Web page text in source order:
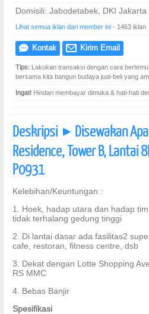
Domisili: Jabodetabek, DKI Jakarta
Lihat semua iklan dari member ini - 1463 iklan
e Kontak @ Kirim Email
Tips: Lakukan transaksi dengan cara
bersama kita bangun budaya jual-beli yang
Ingat! Hindari membayar dimuka & hati-hati
Deskripsi ] Disewakan
Residence, Tower B, Lantai
P0931
Kelebihan/Keuntungan :
1. Hoek, hadap utara dan hadap
tidak terhalang gedung tinggi
2. Di lantai dasar ada fasilitas2
cafe, restoran, fitness centre, dsb
3. Dekat dengan Lotte Shopping
RS MMC
4. Bebas Banjir
Spesifikasi